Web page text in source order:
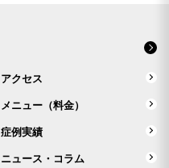
アクセス
メニュー（料金）
症例実績
ニュース・コラム